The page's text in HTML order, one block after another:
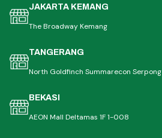
JAKARTA KEMANG
The Broadway Kemang
TANGERANG
North Goldfinch Summarecon Serpong
BEKASI
AEON Mall Deltamas 1F 1-008